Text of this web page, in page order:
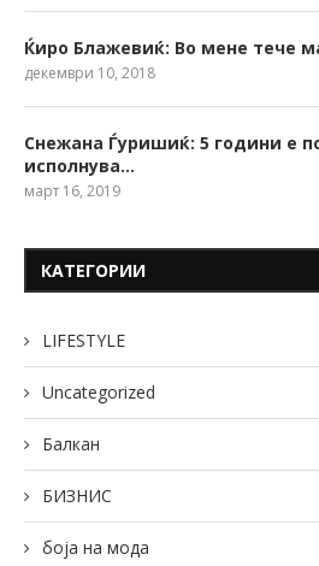
Ќиро Блажевиќ: Во мене тече
декември 10, 2018
Снежана Ѓуришиќ: 5 години е
исполнува…
март 16, 2019
КАТЕГОРИИ
LIFESTYLE
Uncategorized
Балкан
БИЗНИС
боја на мода